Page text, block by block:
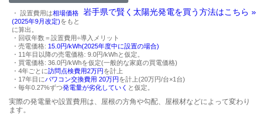
岩手県で賢く太陽光発電を買う方法はこちら »
・ 設置費用は相場価格
(2025年9月改定)をもと
に算出。
・回収年数＝設置費用÷導入メリット
・売電価格: 15.0円/kWh(2025年度中に設置の場合)
・11年目以降の売電価格: 9.0円/kWhと仮定。
・買電価格: 36.0円/kWhを仮定(一般的な家庭の買電価格)
・4年ごとに訪問点検費用2万円を計上
・17年目にパワコン交換費用 20万円を計上(20万円/台×1台)
・毎年0.27%ずつ発電量が劣化していく と仮定。
実際の発電量や設置費用は、屋根の方角や勾配、屋根材などによって変わり
ます。